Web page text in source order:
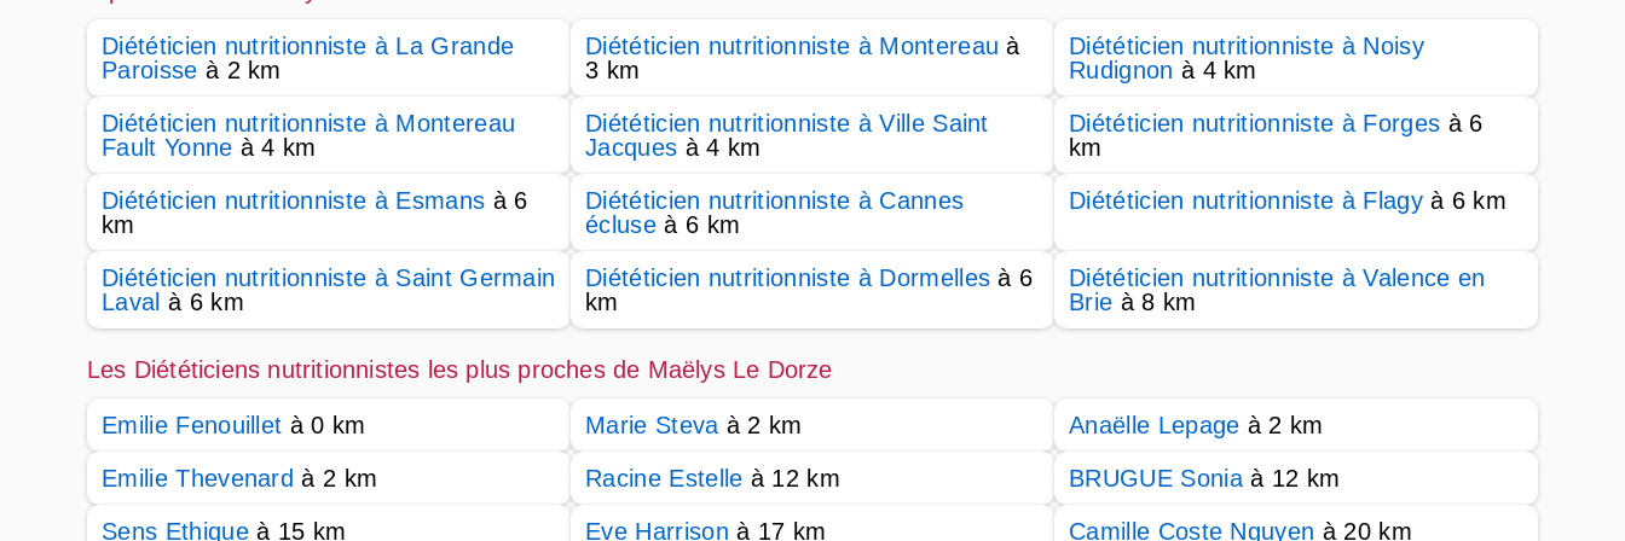
Diététicien nutritionniste à La Grande
Paroisse à 2 km
Diététicien nutritionniste à Montereau à
3 km
Diététicien nutritionniste à Noisy
Rudignon à 4 km
Diététicien nutritionniste à Montereau
Fault Yonne à 4 km
Diététicien nutritionniste à Ville Saint
Jacques à 4 km
Diététicien nutritionniste à Forges à 6
km
Diététicien nutritionniste à Esmans à 6
km
Diététicien nutritionniste à Cannes
écluseà 6 km
Diététicien nutritionniste à Flagyà 6 km
Diététicien nutritionniste à Saint Germain
Laval à 6 km
Diététicien nutritionniste à Dormelles à 6
km
Diététicien nutritionniste à Valence en
Brie à 8 km
Les Diététiciens nutritionnistes les plus proches de Maëlys Le Dorze
Emilie Fenouillet à 0 km Marie Steva à 2 km Anaëlle Lepage à 2 km
Emilie Thevenard à 2 km Racine Estelle à 12 km BRUGUE Soniaà 12 km
Sens Ethiqueà 15 km Eve Harrison à 17 km Camille Coste Nguyen à 20 km